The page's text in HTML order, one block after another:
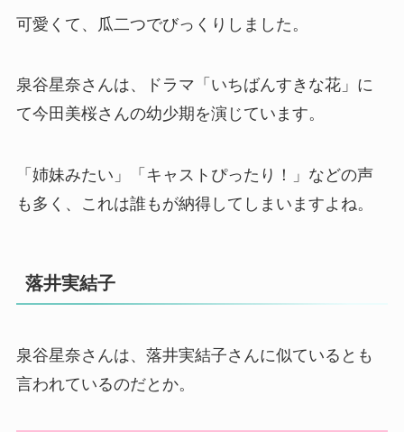
可愛くて、瓜二つでびっくりしました。
泉谷星奈さんは、ドラマ「いちばんすきな花」に
て今田美桜さんの幼少期を演じています。
「姉妹みたい」「キャストぴったり！」などの声
も多く、これは誰もが納得してしまいますよね。
落井実結子
泉谷星奈さんは、落井実結子さんに似ているとも
言われているのだとか。